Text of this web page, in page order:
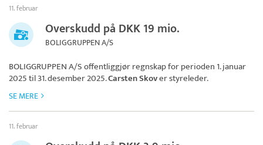
11. februar
Overskudd på DKK 19 mio.
BOLIGGRUPPEN A/S
BOLIGGRUPPEN A/Soffentliggjør regnskap for perioden 1. januar
2025 til 31. desember 2025.Carsten Skover styreleder.
SE MERE
11. februar